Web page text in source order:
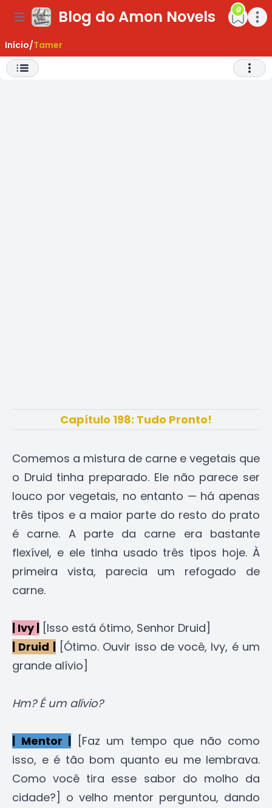
Open main menuBlog do Amon Novels Open
0
Início/Tamer
Abrir
Capítulo 198: Tudo Pronto!
Comemos a mistura de carne e vegetais que
o Druid tinha preparado. Ele não parece ser
louco por vegetais, no entanto — há apenas
três tipos e a maior parte do resto do prato
é carne. A parte da carne era bastante
flexível, e ele tinha usado três tipos hoje. À
primeira vista, parecia um refogado de
carne.
| Ivy | [Isso está ótimo, Senhor Druid]
| Druid |[Ótimo. Ouvir isso de você, Ivy, é um
grande alívio]
Hm? É um alívio?
| Mentor | [Faz um tempo que não como
isso, e é tão bom quanto eu me lembrava.
Como você tira esse sabor do molho da
cidade?] o velho mentor perguntou, dando
Menu